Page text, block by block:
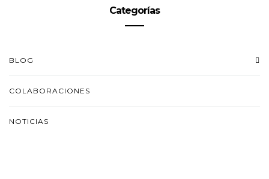
Categorías
BLOG
COLABORACIONES
NOTICIAS